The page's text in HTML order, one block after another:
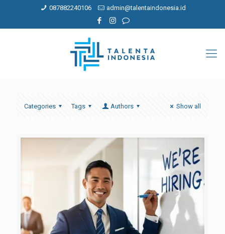
087882240106 admin@talentaindonesia.id
Categories Tags Authors Show all